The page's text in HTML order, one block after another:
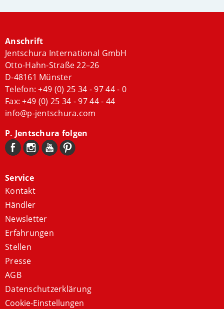
Anschrift
Jentschura International GmbH
Otto-Hahn-Straße 22–26
D-48161 Münster
Telefon:+49 (0) 25 34 - 97 44 - 0
Fax: +49 (0) 25 34 - 97 44 - 44
info@p-jentschura.com
P. Jentschura folgen
Service
Kontakt
Händler
Newsletter
Erfahrungen
Stellen
Presse
AGB
Datenschutzerklärung
Cookie-Einstellungen